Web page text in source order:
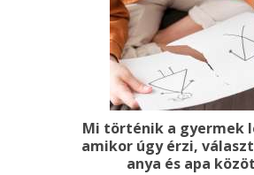
Mi történik a gyermek
amikor úgy érzi,
anya és apa